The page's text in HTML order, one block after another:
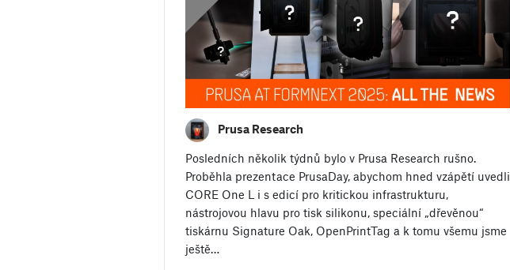
Prusa Research
Posledních několik týdnů bylo v Prusa Research rušno.
Proběhla prezentace PrusaDay, abychom hned vzápětí uvedli
CORE One L i s edicí pro kritickou infrastrukturu,
nástrojovou hlavu pro tisk silikonu, speciální „dřevěnou“
tiskárnu Signature Oak, OpenPrintTag a k tomu všemu jsme
ještě…